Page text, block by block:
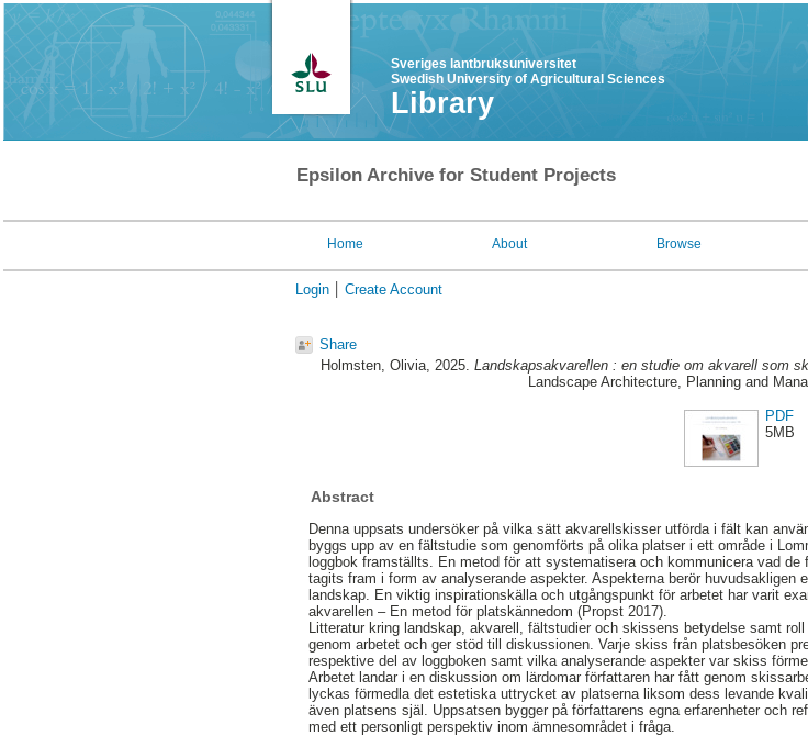
Sveriges lantbruksuniversitet
Swedish University of Agricultural Sciences
Library
Epsilon Archive for Student Projects
Home About Browse
Login Create Account
Share
Holmsten, Olivia, 2025. Landskapsakvarellen : en studie om akvarell som
Landscape Architecture, Planning and
PDF
5MB
Abstract
Denna uppsats undersöker på vilka sätt akvarellskisser utförda i fält kan
byggs upp av en fältstudie som genomförts på olika platser i ett område i
loggbok framställts. En metod för att systematisera och kommunicera vad de
tagits fram i form av analyserande aspekter. Aspekterna berör huvudsakligen
landskap. En viktig inspirationskälla och utgångspunkt för arbetet har varit
akvarellen – En metod för platskännedom (Propst 2017).
Litteratur kring landskap, akvarell, fältstudier och skissens betydelse samt
genom arbetet och ger stöd till diskussionen. Varje skiss från platsbesöken
respektive del av loggboken samt vilka analyserande aspekter var skiss
Arbetet landar i en diskussion om lärdomar författaren har fått genom
lyckas förmedla det estetiska uttrycket av platserna liksom dess levande
även platsens själ. Uppsatsen bygger på författarens egna erfarenheter och
med ett personligt perspektiv inom ämnesområdet i fråga.